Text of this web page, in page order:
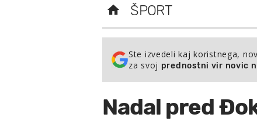
ŠPORT
Ste izvedeli kaj koristnega,
za svoj prednostni vir novic
Nadal pred